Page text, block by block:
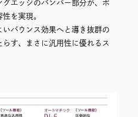
エッジのバンパー部分が、ボ
を実現。
バウンス効果へと導き抜群の
す、まさに汎用性に優れるス